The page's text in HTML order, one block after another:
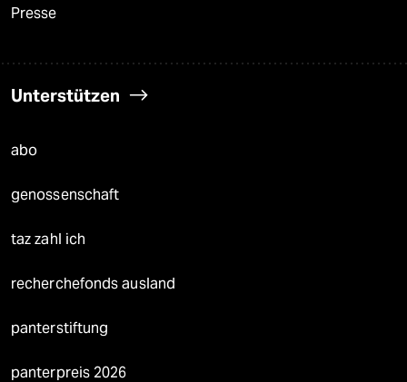
Presse
Unterstützen
abo
genossenschaft
taz zahl ich
recherchefonds ausland
panterstiftung
panterpreis 2026